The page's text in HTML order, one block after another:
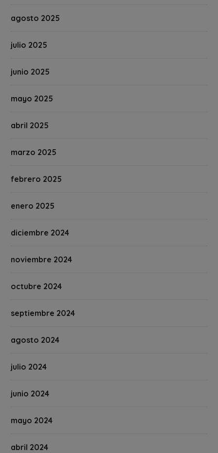
agosto 2025
julio 2025
junio 2025
mayo 2025
abril 2025
marzo 2025
febrero 2025
enero 2025
diciembre 2024
noviembre 2024
octubre 2024
septiembre 2024
agosto 2024
julio 2024
junio 2024
mayo 2024
abril 2024